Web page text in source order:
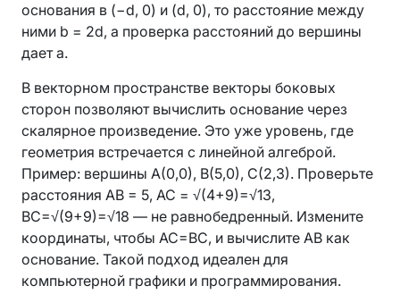
основания в (−d, 0) и (d, 0), то расстояние между
ними b = 2d, а проверка расстояний до вершины
дает a.
В векторном пространстве векторы боковых
сторон позволяют вычислить основание через
скалярное произведение. Это уже уровень, где
геометрия встречается с линейной алгеброй.
Пример: вершины A(0,0), B(5,0), C(2,3). Проверьте
расстояния AB = 5, AC = √(4+9)=√13,
BC=√(9+9)=√18 — не равнобедренный. Измените
координаты, чтобы AC=BC, и вычислите AB как
основание. Такой подход идеален для
компьютерной графики и программирования.